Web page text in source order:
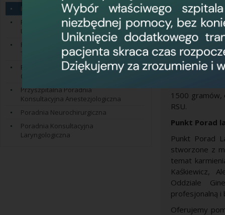
Poradnia Neonatologiczna
Poradnia Urologiczna z Pracownią
Uroflowmetryczną
Poradnia Chirurgii Szczękowo-
Twarzowej i Stomatologicznej
Przyszpitalna Poradnia Chirurgii
Ogólnej
Przyszpitalna Poradnia
Konsultacyjna Anestezjologiczna
Poradnia Neurochirurgiczna
Poradnia Konsultacyjna
Laryngologiczna
Do Poradni
do ukończenia
jest
Dzieci są w
rehabilitacji.
1500 gramów,
RSU.
Punkt Porad
Punkt Porad
stworzone z
temat
Kaśkiewicz,
Oddziale
profesjonalną i
Oferujemy